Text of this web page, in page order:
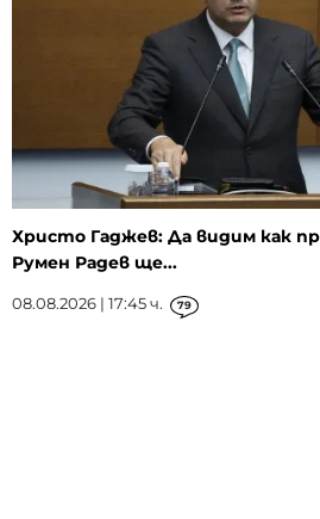
Христо Гаджев: Да видим как
Румен Радев ще...
08.08.2026 | 17:45 ч. 79